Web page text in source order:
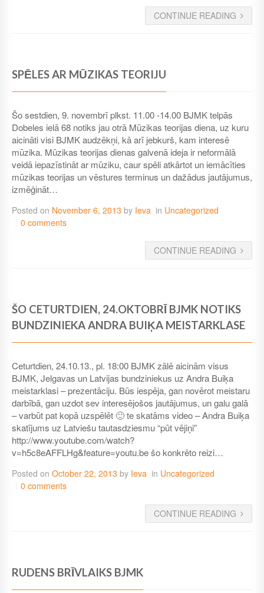
CONTINUE READING
SPĒLES AR MŪZIKAS TEORIJU
Šo sestdien, 9. novembrī plkst. 11.00 -14.00 BJMK telpās
Dobeles ielā 68 notiks jau otrā Mūzikas teorijas diena, uz kuru
aicināti visi BJMK audzēkņi, kā arī jebkurš, kam interesē
mūzika. Mūzikas teorijas dienas galvenā ideja ir neformālā
veidā iepazīstināt ar mūziku, caur spēli atkārtot un iemācīties
mūzikas teorijas un vēstures terminus un dažādus jautājumus,
izmēģināt…
Posted on November 6, 2013 by Ieva in Uncategorized
0 comments
CONTINUE READING
ŠO CETURTDIEN, 24.OKTOBRĪ BJMK NOTIKS
BUNDZINIEKA ANDRA BUIĶA MEISTARKLASE
Ceturtdien, 24.10.13., pl. 18:00 BJMK zālē aicinām visus
BJMK, Jelgavas un Latvijas bundziniekus uz Andra Buiķa
meistarklasi – prezentāciju. Būs iespēja, gan novērot meistaru
darbībā, gan uzdot sev interesējošos jautājumus, un galu galā
– varbūt pat kopā uzspēlēt 🙂 te skatāms video – Andra Buiķa
skatījums uz Latviešu tautasdziesmu “pūt vējiņi”
http://www.youtube.com/watch?
v=h5c8eAFFLHg&feature=youtu.be šo konkrēto reizi…
Posted on October 22, 2013 by Ieva in Uncategorized
0 comments
CONTINUE READING
RUDENS BRĪVLAIKS BJMK